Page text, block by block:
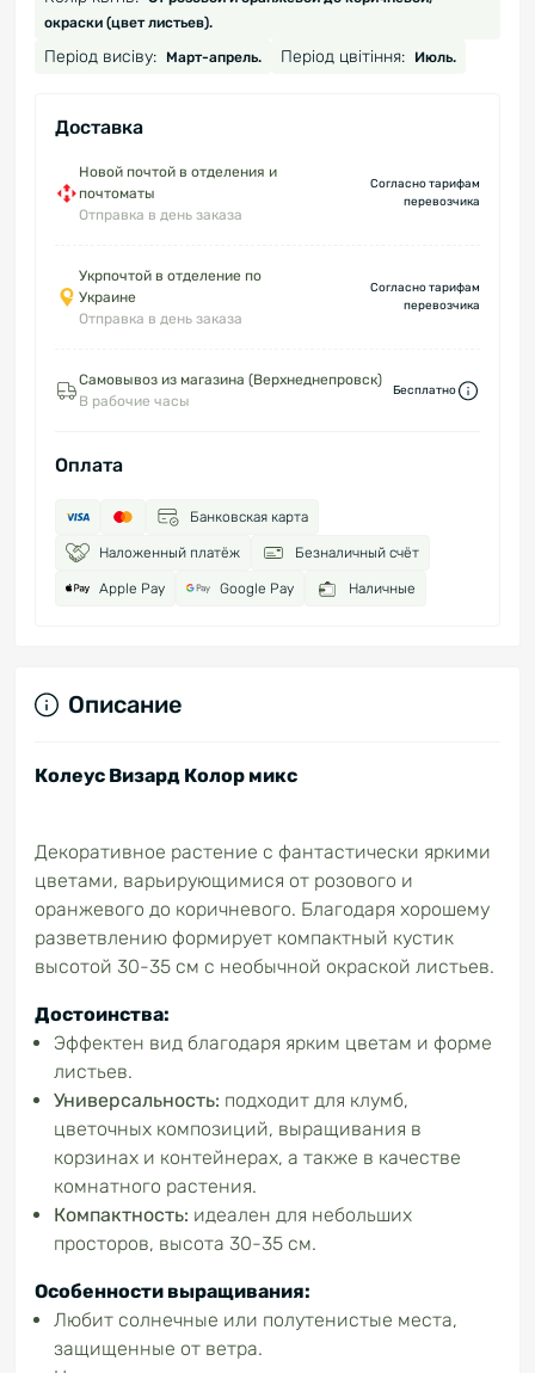
окраски (цвет листьев).
Період висіву: Март-апрель. Період цвітіння: Июль.
Доставка
Новой почтой в отделения и
почтоматы
Отправка в день заказа
Согласно тарифам
перевозчика
Укрпочтой в отделение по
Украине
Отправка в день заказа
Согласно тарифам
перевозчика
Самовывоз из магазина (Верхнеднепровск)
В рабочие часы
Бесплатно
Оплата
Банковская карта
Наложенный платёж Безналичный счёт
Apple Pay Google Pay Наличные
Описание
Колеус Визард Колор микс
Декоративное растение с фантастически яркими
цветами, варьирующимися от розового и
оранжевого до коричневого. Благодаря хорошему
разветвлению формирует компактный кустик
высотой 30-35 см с необычной окраской листьев.
Достоинства:
Эффектен вид благодаря ярким цветам и форме
листьев.
Универсальность: подходит для клумб,
цветочных композиций, выращивания в
корзинах и контейнерах, а также в качестве
комнатного растения.
Компактность: идеален для небольших
просторов, высота 30-35 см.
Особенности выращивания:
Любит солнечные или полутенистые места,
защищенные от ветра.